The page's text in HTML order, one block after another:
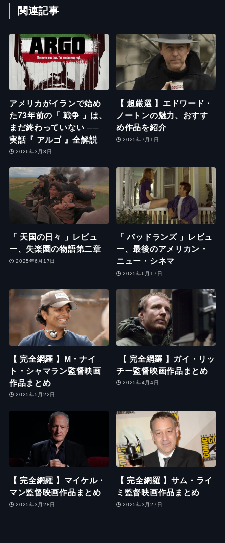
関連記事
アメリカがイランで始め
た73年前の「 戦争 」は、
まだ終わっていない ──
実話『 アルゴ 』全解説
2026年3月3日
【 超厳選 】エドワード・
ノートンの魅力、おすす
め作品を紹介
2025年7月1日
「 天国の日々 」レビュ
ー、失楽園の物語第二章
2025年6月17日
「 バッドランズ 」レビュ
ー、最後のアメリカン・
ニュー・シネマ
2025年6月17日
【 完全網羅 】M・ナイ
ト・シャマラン監督映画
作品まとめ
2025年5月22日
【 完全網羅 】ガイ・リッ
チー監督映画作品まとめ
2025年4月4日
【 完全網羅 】マイケル・
マン監督映画作品まとめ
2025年3月28日
【 完全網羅 】サム・ライ
ミ監督映画作品まとめ
2025年3月27日